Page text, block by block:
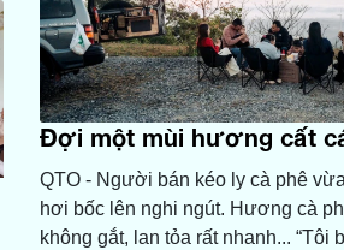
Đợi một mùi hương cất
QTO - Người bán kéo ly cà phê
hơi bốc lên nghi ngút. Hương cà
không gắt, lan tỏa rất nhanh... “Tôi